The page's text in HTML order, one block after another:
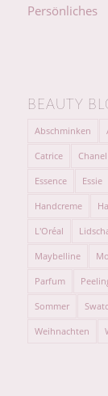
Persönliches
BEAUTY
Abschminken
Catrice Chanel
Essence Essie
Handcreme
L'Oréal
Maybelline
Parfum
Sommer
Weihnachten